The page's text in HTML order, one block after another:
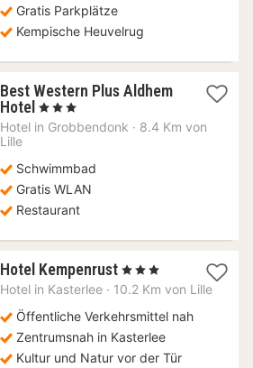
Gratis Parkplätze
Kempische Heuvelrug
Best Western Plus Aldhem
Hotel 1
Nacht
€
, 3 Sterne
Hotel in Grobbendonk · 8.4 Km von
Lille
Schwimmbad
Gratis WLAN
Restaurant
Hotel Kempenrust 1
Nacht
75,13
€
, 3 Sterne
Hotel in Kasterlee · 10.2 Km von Lille
Öffentliche Verkehrsmittel nah
Zentrumsnah in Kasterlee
Kultur und Natur vor der Tür